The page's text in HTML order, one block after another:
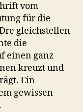
vom
für die
gleichstellen
die
einen ganz
kreuzt und
Ein
gewissen